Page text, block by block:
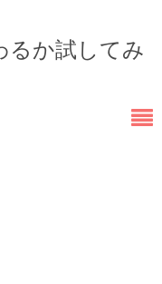
るか試してみ